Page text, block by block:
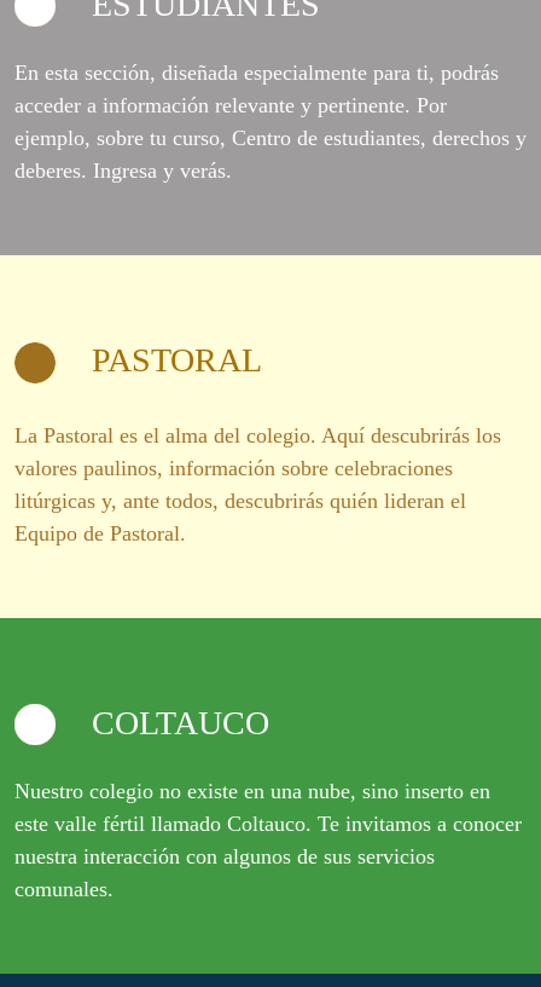
En esta sección, diseñada especialmente para ti, podrás
acceder a información relevante y pertinente. Por
ejemplo, sobre tu curso, Centro de estudiantes, derechos y
deberes. Ingresa y verás.
PASTORAL
La Pastoral es el alma del colegio. Aquí descubrirás los
valores paulinos, información sobre celebraciones
litúrgicas y, ante todos, descubrirás quién lideran el
Equipo de Pastoral.
COLTAUCO
Nuestro colegio no existe en una nube, sino inserto en
este valle fértil llamado Coltauco. Te invitamos a conocer
nuestra interacción con algunos de sus servicios
comunales.